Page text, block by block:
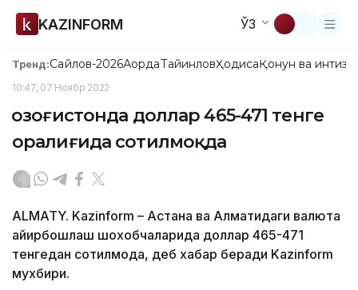
KAZINFORM ЎЗ
Тренд:Сайлов-2026АқордаТайинловҲодисаҚонун ва
10:47, 07 Ноябр 2022
Қозоғистонда доллар 465-471 тенге
оралиғида сотилмоқда
ALMATY. Kazinform – Астана ва Алматидаги валюта
айирбошлаш шохобчаларида доллар 465-471
тенгедан сотилмоқда, деб хабар беради Kazinform
мухбири.